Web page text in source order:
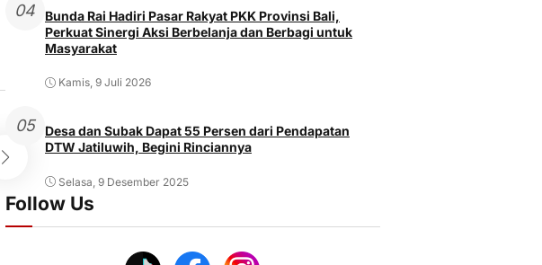
Peristiwa
Penatih Terbakar dan Pemilik
BNNP Bali Bongkar
04
Bunda Rai Hadiri Pasar Rakyat PKK Provinsi Bali,
Perkuat Sinergi Aksi Berbelanja dan Berbagi untuk
Masyarakat
Kamis, 9 Juli 2026
05
Desa dan Subak Dapat 55 Persen dari Pendapatan
DTW Jatiluwih, Begini Rinciannya
Selasa, 9 Desember 2025
Follow Us